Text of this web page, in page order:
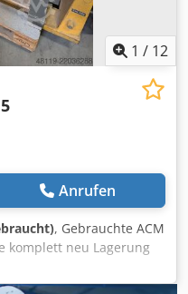
1 / 12
Anrufen
, Gebrauchte ACM
komplett neu Lagerung